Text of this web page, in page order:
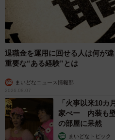
退職金を運用に回せる人は何が
重要な“ある経験”とは
まいどなニュース情報部
2026.08.07
「火事以来10
家ぺー 内装も
の部屋に呆然
まいどなトピック